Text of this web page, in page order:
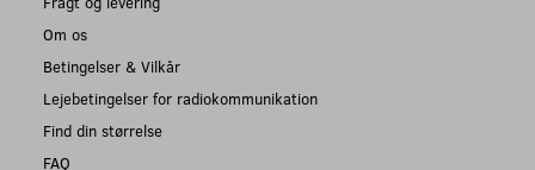
Om os
Betingelser & Vilkår
Lejebetingelser for radiokommunikation
Find din størrelse
FAQ